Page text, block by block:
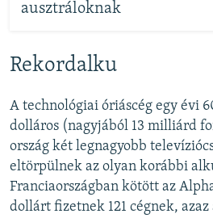
ausztráloknak
Rekordalku
A technológiai óriáscég egy évi
dolláros (nagyjából 13 milliárd
ország két legnagyobb
eltörpülnek az olyan korábbi
Franciaországban kötött az
dollárt fizetnek 121 cégnek,